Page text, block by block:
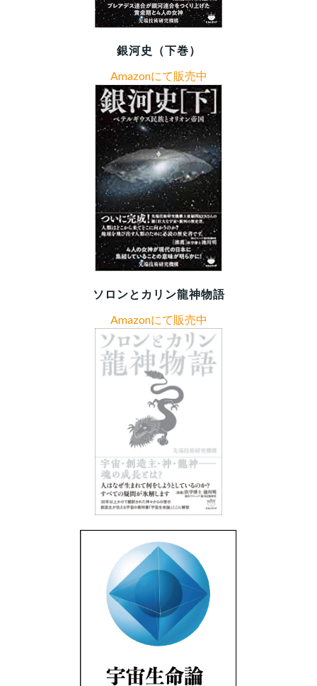
銀河史（下巻）
Amazonにて販売中
ソロンとカリン龍神物語
Amazonにて販売中